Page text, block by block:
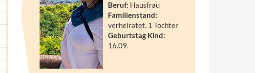
Beruf: Hausfrau
Familienstand:
verheiratet, 1 Tochter
Geburtstag Kind:
16.09.